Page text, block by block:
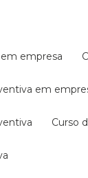
em empresa
em
curso